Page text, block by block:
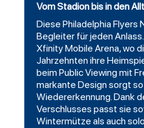
Vom Stadion bis in den
Diese Philadelphia Flyers
Begleiter für jeden
Xfinity Mobile Arena, wo
Jahrzehnten ihre
beim Public Viewing mit
markante Design sorgt
Wiedererkennung. Dank
Verschlusses passt sie
Wintermütze als auch